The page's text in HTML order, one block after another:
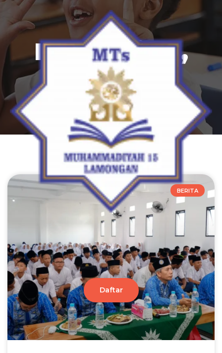
Klik di sini
Daftar
Day: Mei 26,
2026
BERITA